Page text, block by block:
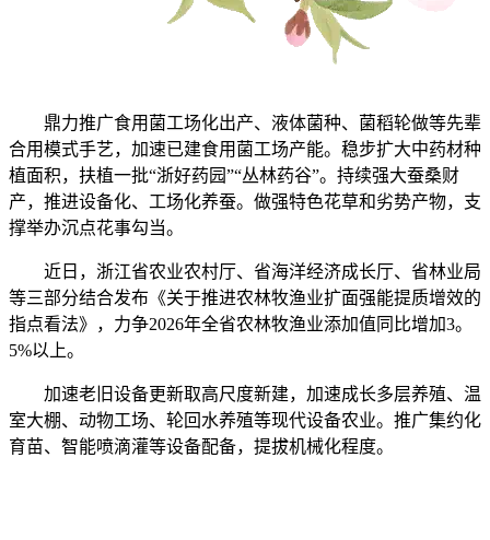
鼎力推广食用菌工场化出产、液体菌种、菌稻轮做等先辈
合用模式手艺，加速已建食用菌工场产能。稳步扩大中药材种
植面积，扶植一批“浙好药园”“丛林药谷”。持续强大蚕桑财
产，推进设备化、工场化养蚕。做强特色花草和劣势产物，支
撑举办沉点花事勾当。
近日，浙江省农业农村厅、省海洋经济成长厅、省林业局
等三部分结合发布《关于推进农林牧渔业扩面强能提质增效的
指点看法》，力争2026年全省农林牧渔业添加值同比增加3。
5%以上。
加速老旧设备更新取高尺度新建，加速成长多层养殖、温
室大棚、动物工场、轮回水养殖等现代设备农业。推广集约化
育苗、智能喷滴灌等设备配备，提拔机械化程度。